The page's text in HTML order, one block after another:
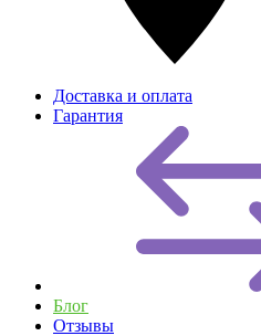
Доставка и оплата
Гарантия
Блог
Отзывы